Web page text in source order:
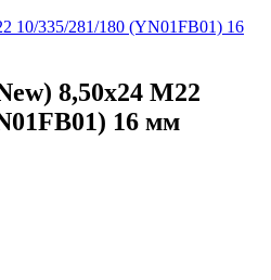
8,50x24 M22
16 мм